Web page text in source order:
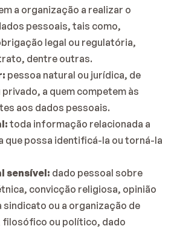
a organização a realizar o
pessoais, tais como,
legal ou regulatória,
dentre outras.
pessoa natural ou jurídica, de
a quem competem às
aos dados pessoais.
toda informação relacionada a
que possa identificá-la ou torná-la
sensível: dado pessoal sobre
convicção religiosa, opinião
ou a organização de
ou político, dado